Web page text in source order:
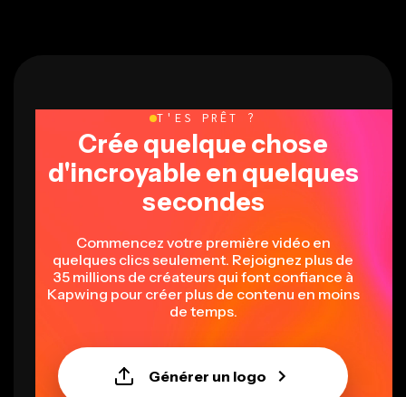
T'ES PRÊT ?
Crée quelque chose
d'incroyable en quelques
secondes
Commencez votre première vidéo en
quelques clics seulement. Rejoignez plus de
35 millions de créateurs qui font confiance à
Kapwing pour créer plus de contenu en moins
de temps.
Générer un logo